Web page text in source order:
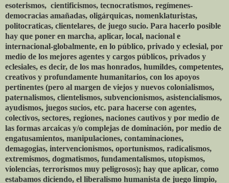
esoterismos, cientificismos, tecnocratismos, regímenes-
democracias amañadas, oligárquicas, nomenklaturistas,
politocraticas, clientelares, de juego sucio. Para hacerlo posible
hay que poner en marcha, aplicar, local, nacional e
internacional-globalmente, en lo público, privado y eclesial, por
medio de los mejores agentes y cargos públicos, privados y
eclesiales, es decir, de los mas honrados, humildes, competentes,
creativos y profundamente humanitarios, con los apoyos
pertinentes (pero al margen de viejos y nuevos colonialismos,
paternalismos, clientelismos, subvencionismos, asistencialismos,
ayudismos, juegos sucios, etc. para hacerse con agentes,
colectivos, sectores, regiones, naciones cautivos y por medio de
las formas arcaicas y/o complejas de dominación, por medio de
engatusamientos, manipulaciones, contaminaciones,
demagogias, intervencionismos, oportunismos, radicalismos,
extremismos, dogmatismos, fundamentalismos, utopismos,
violencias, terrorismos muy peligrosos); hay que aplicar, como
estabamos diciendo, el liberalismo humanista de juego limpio,